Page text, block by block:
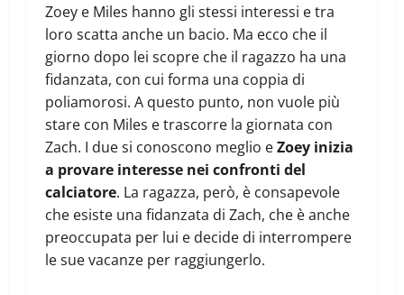
Zoey e Miles hanno gli stessi interessi e tra
loro scatta anche un bacio. Ma ecco che il
giorno dopo lei scopre che il ragazzo ha una
fidanzata, con cui forma una coppia di
poliamorosi. A questo punto, non vuole più
stare con Miles e trascorre la giornata con
Zach. I due si conoscono meglio eZoey inizia
a provare interesse nei confronti del
calciatore. La ragazza, però, è consapevole
che esiste una fidanzata di Zach, che è anche
preoccupata per lui e decide di interrompere
le sue vacanze per raggiungerlo.